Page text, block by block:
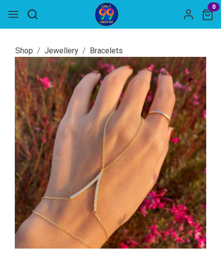
0
Shop Jewellery Bracelets